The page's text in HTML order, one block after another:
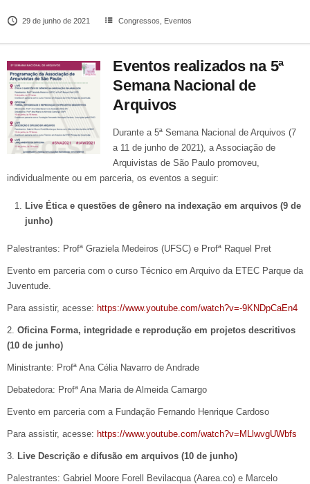
29 de junho de 2021 Congressos Eventos
Eventos realizados na 5ª
Semana Nacional de
Arquivos
Durante a 5ª Semana Nacional de Arquivos (7
a 11 de junho de 2021), a Associação de
Arquivistas de São Paulo promoveu,
individualmente ou em parceria, os eventos a seguir:
Live Ética e questões de gênero na indexação em arquivos (9 de
junho)
Palestrantes: Profª Graziela Medeiros (UFSC) e Profª Raquel Pret
Evento em parceria com o curso Técnico em Arquivo da ETEC Parque da
Juventude.
Para assistir, acesse: https://www.youtube.com/watch?v=-9KNDpCaEn4
2. Oficina Forma, integridade e reprodução em projetos descritivos
(10 de junho)
Ministrante: Profª Ana Célia Navarro de Andrade
Debatedora: Profª Ana Maria de Almeida Camargo
Evento em parceria com a Fundação Fernando Henrique Cardoso
Para assistir, acesse: https://www.youtube.com/watch?v=MLlwvgUWbfs
3. Live Descrição e difusão em arquivos (10 de junho)
Palestrantes: Gabriel Moore Forell Bevilacqua (Aarea.co) e Marcelo